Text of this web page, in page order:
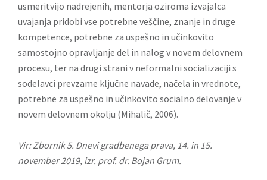
usmeritvijo nadrejenih, mentorja oziroma izvajalca
uvajanja pridobi vse potrebne veščine, znanje in druge
kompetence, potrebne za uspešno in učinkovito
samostojno opravljanje del in nalog v novem delovnem
procesu, ter na drugi strani v neformalni socializaciji s
sodelavci prevzame ključne navade, načela in vrednote,
potrebne za uspešno in učinkovito socialno delovanje v
novem delovnem okolju (Mihalič, 2006).
Vir: Zbornik 5. Dnevi gradbenega prava, 14. in 15.
november 2019, izr. prof. dr. Bojan Grum.